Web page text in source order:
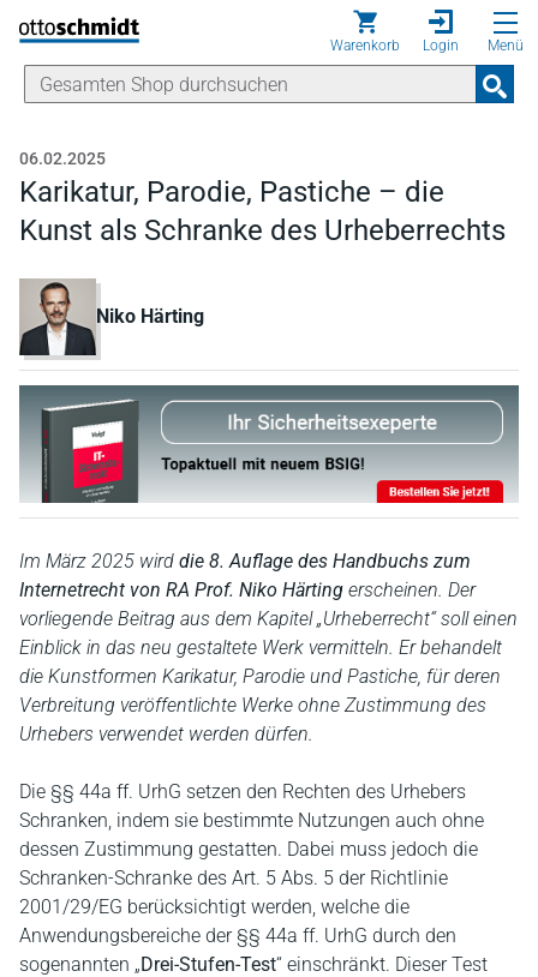
Direkt zum Inhalt
Warenkorb Login Menü
06.02.2025
Karikatur, Parodie, Pastiche – die
Kunst als Schranke des Urheberrechts
Niko Härting
Im März 2025 wird die 8. Auflage des Handbuchs zum
Internetrecht von RA Prof. Niko Härting erscheinen. Der
vorliegende Beitrag aus dem Kapitel „Urheberrecht“ soll einen
Einblick in das neu gestaltete Werk vermitteln. Er behandelt
die Kunstformen Karikatur, Parodie und Pastiche, für deren
Verbreitung veröffentlichte Werke ohne Zustimmung des
Urhebers verwendet werden dürfen.
Die §§ 44a ff. UrhG setzen den Rechten des Urhebers
Schranken, indem sie bestimmte Nutzungen auch ohne
dessen Zustimmung gestatten. Dabei muss jedoch die
Schranken-Schranke des Art. 5 Abs. 5 der Richtlinie
2001/29/EG berücksichtigt werden, welche die
Anwendungsbereiche der §§ 44a ff. UrhG durch den
sogenannten „Drei-Stufen-Test“ einschränkt. Dieser Test